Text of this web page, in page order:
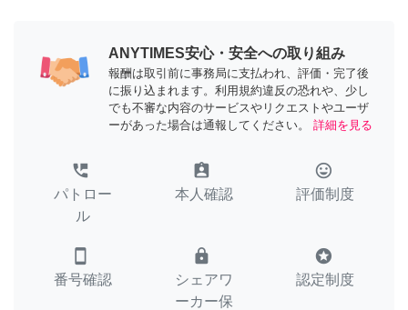
ANYTIMES安心・安全への取り組み
報酬は取引前に事務局に支払われ、評価・完了後
に振り込まれます。利用規約違反の恐れや、少し
でも不審な内容のサービスやリクエストやユーザ
ーがあった場合は通報してください。
詳細を見る
perm_phone_msg
パトロー
ル
assignment_ind
本人確認
tag_faces
評価制度
smartphone
番号確認
lock
シェアワ
ーカー保
stars
認定制度